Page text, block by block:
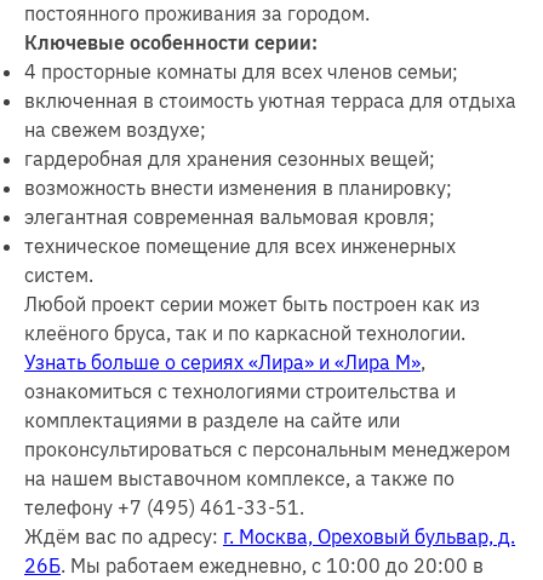
постоянного проживания за городом.
Ключевые особенности серии:
4 просторные комнаты для всех членов семьи;
включенная в стоимость уютная терраса для отдыха
на свежем воздухе;
гардеробная для хранения сезонных вещей;
возможность внести изменения в планировку;
элегантная современная вальмовая кровля;
техническое помещение для всех инженерных
систем.
Любой проект серии может быть построен как из
клеёного бруса, так и по каркасной технологии.
Узнать больше о сериях «Лира» и «Лира М»,
ознакомиться с технологиями строительства и
комплектациями в разделе на сайте или
проконсультироваться с персональным менеджером
на нашем выставочном комплексе, а также по
телефону +7 (495) 461-33-51.
Ждём вас по адресу: г. Москва, Ореховый бульвар, д.
26Б. Мы работаем ежедневно, с 10:00 до 20:00 в